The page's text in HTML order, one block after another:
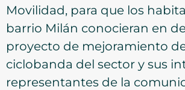
Movilidad, para que los
barrio Milán conocieran en
proyecto de mejoramiento
ciclobanda del sector y sus
representantes de la